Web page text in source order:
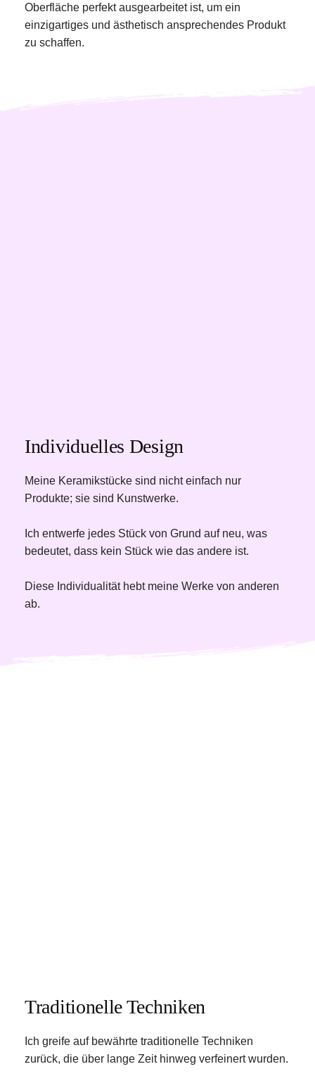
Oberfläche perfekt ausgearbeitet ist, um ein
einzigartiges und ästhetisch ansprechendes Produkt
zu schaffen.
Individuelles Design
Meine Keramikstücke sind nicht einfach nur
Produkte; sie sind Kunstwerke.
Ich entwerfe jedes Stück von Grund auf neu, was
bedeutet, dass kein Stück wie das andere ist.
Diese Individualität hebt meine Werke von anderen
ab.
Traditionelle Techniken
Ich greife auf bewährte traditionelle Techniken
zurück, die über lange Zeit hinweg verfeinert wurden.